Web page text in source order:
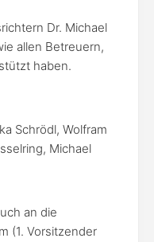
Dr. Michael
allen Betreuern,
haben.
Schrödl, Wolfram
Michael
an die
(1. Vorsitzender